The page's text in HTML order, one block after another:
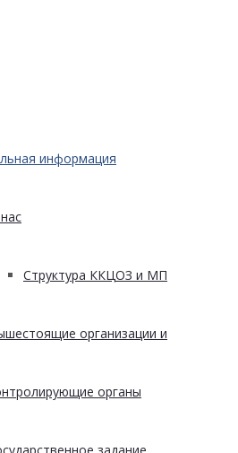
информация
Структура ККЦОЗ и МП
организации и
органы